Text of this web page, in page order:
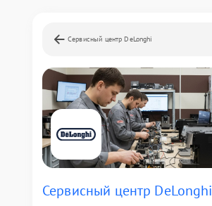
Сервисный центр DeLonghi
Сервисный центр DeLonghi